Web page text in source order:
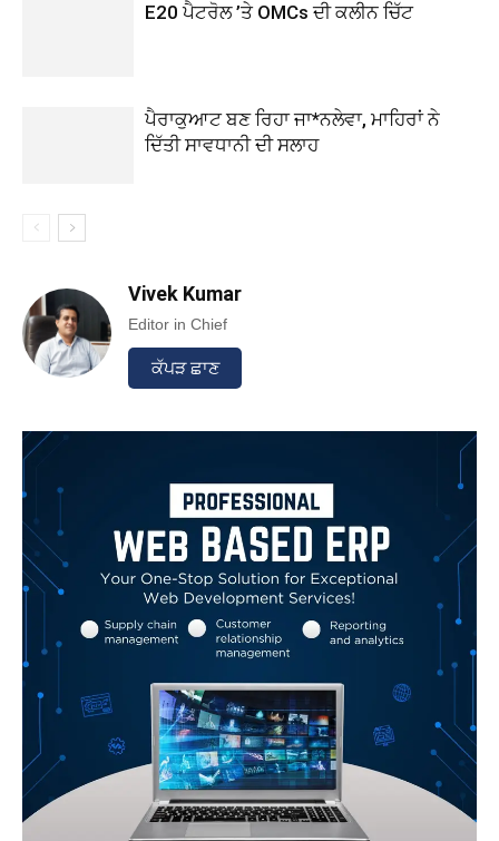
E20 ਪੈਟਰੋਲ ’ਤੇ OMCs ਦੀ ਕਲੀਨ ਚਿੱਟ
ਪੈਰਾਕੁਆਟ ਬਣ ਰਿਹਾ ਜਾ*ਨਲੇਵਾ, ਮਾਹਿਰਾਂ ਨੇ
ਦਿੱਤੀ ਸਾਵਧਾਨੀ ਦੀ ਸਲਾਹ
Vivek Kumar
Editor in Chief
ਕੱਪੜ ਛਾਣ